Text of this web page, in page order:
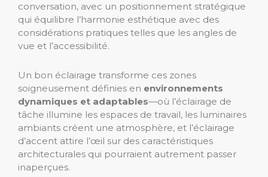
conversation, avec un positionnement stratégique
qui équilibre l’harmonie esthétique avec des
considérations pratiques telles que les angles de
vue et l’accessibilité.
Un bon éclairage transforme ces zones
soigneusement définies en environnements
dynamiques et adaptables—où l’éclairage de
tâche illumine les espaces de travail, les luminaires
ambiants créent une atmosphère, et l’éclairage
d’accent attire l’œil sur des caractéristiques
architecturales qui pourraient autrement passer
inaperçues.